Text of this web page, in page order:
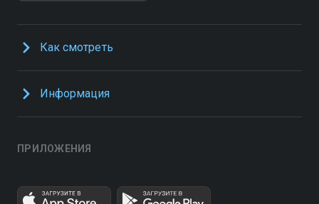
Как смотреть
Информация
ПРИЛОЖЕНИЯ